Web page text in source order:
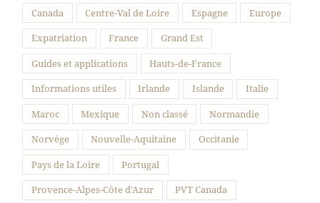
Canada Centre-Val de Loire Espagne Europe
Expatriation France Grand Est
Guides et applications Hauts-de-France
Informations utiles Irlande Islande Italie
Maroc Mexique Non classé Normandie
Norvège Nouvelle-Aquitaine Occitanie
Pays de la Loire Portugal
Provence-Alpes-Côte d'Azur PVT Canada